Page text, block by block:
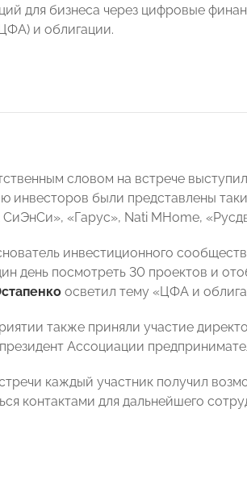
для бизнеса через цифровые
и облигации.
словом на встрече
инвесторов были представлены
«Гарус», Nati MHome,
инвестиционного
день посмотреть 30 проектов и
осветил тему «ЦФА и
также приняли участие
Ассоциации
каждый участник получил
контактами для дальнейшего